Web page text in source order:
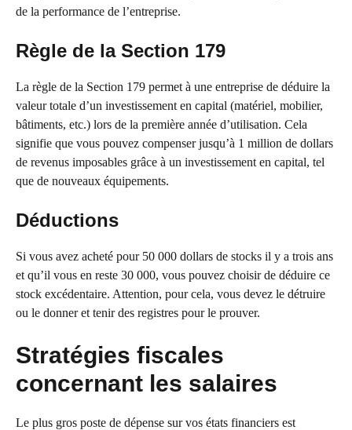
de la performance de l’entreprise.
Règle de la Section 179
La règle de la Section 179 permet à une entreprise de déduire la
valeur totale d’un investissement en capital (matériel, mobilier,
bâtiments, etc.) lors de la première année d’utilisation. Cela
signifie que vous pouvez compenser jusqu’à 1 million de dollars
de revenus imposables grâce à un investissement en capital, tel
que de nouveaux équipements.
Déductions
Si vous avez acheté pour 50 000 dollars de stocks il y a trois ans
et qu’il vous en reste 30 000, vous pouvez choisir de déduire ce
stock excédentaire. Attention, pour cela, vous devez le détruire
ou le donner et tenir des registres pour le prouver.
Stratégies fiscales
concernant les salaires
Le plus gros poste de dépense sur vos états financiers est